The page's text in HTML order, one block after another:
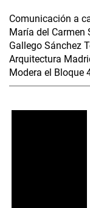
Comunicación a
María del Carmen
Gallego Sánchez
Arquitectura
Modera el Bloque